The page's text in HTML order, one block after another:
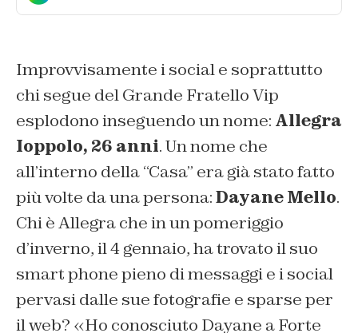
Improvvisamente i social e soprattutto
chi segue del Grande Fratello Vip
esplodono inseguendo un nome: Allegra
Ioppolo, 26 anni. Un nome che
all’interno della “Casa” era già stato fatto
più volte da una persona:Dayane Mello.
Chi è Allegra che in un pomeriggio
d’inverno, il 4 gennaio, ha trovato il suo
smart phone pieno di messaggi e i social
pervasi dalle sue fotografie e sparse per
il web? «Ho conosciuto Dayane a Forte